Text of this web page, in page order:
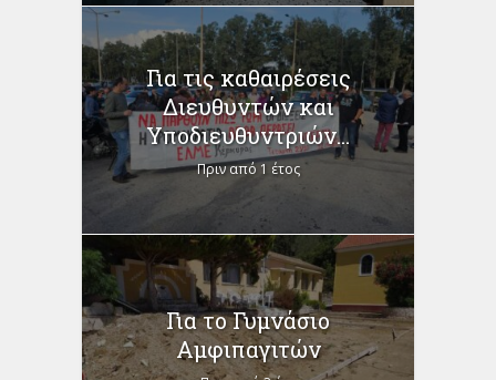
Για τις καθαιρέσεις
Διευθυντών και
Υποδιευθυντριών...
Πριν από 1 έτος
Για το Γυμνάσιο
Αμφιπαγιτών